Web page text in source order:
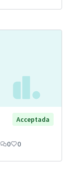
Acceptada
0 0